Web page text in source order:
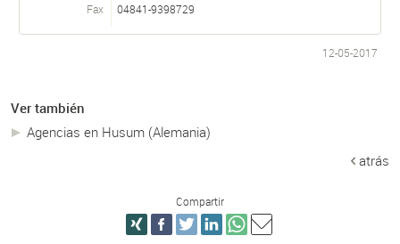
Fax 04841-9398729
12-05-2017
Ver también
Agencias en Husum (Alemania)
atrás
Compartir